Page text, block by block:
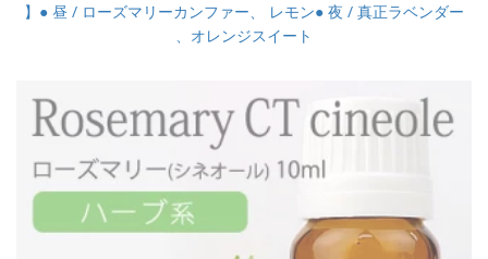
】● 昼 / ローズマリーカンファー、 レモン● 夜 / 真正ラベンダー
、オレンジスイート